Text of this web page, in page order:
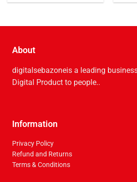
About
digitalsebazoneis a leading
Digital Product to people..
Information
Privacy Policy
Refund and Returns
Terms & Conditions